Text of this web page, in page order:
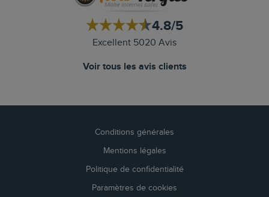
4.8/5
Excellent 5020 Avis
Voir tous les avis clients
Conditions générales
Mentions légales
Politique de confidentialité
Paramètres de cookies